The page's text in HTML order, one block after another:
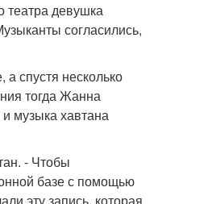
театра девушка
согласились,
спустя несколько
тогда Жанна
музыка хавтана
- Чтобы
базе с помощью